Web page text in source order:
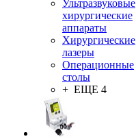
Ультразвуковые
хирургические
аппараты
Хирургические
лазеры
Операционные
столы
+ ЕЩЕ 4